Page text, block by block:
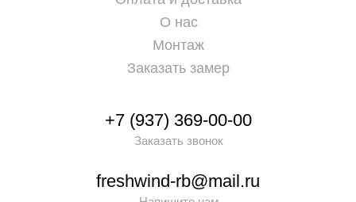
+7 (937) 369-00-00
Заказать звонок
freshwind-rb@mail.ru
О нас
Монтаж
Заказать замер